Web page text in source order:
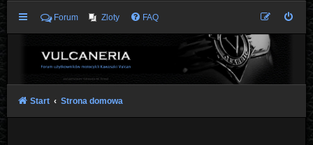
Forum Zloty FAQ
Start Strona domowa